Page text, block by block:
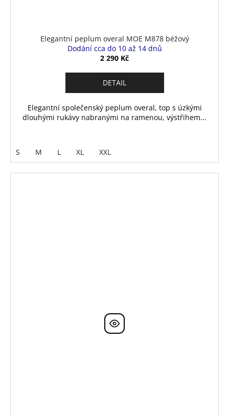
Elegantní peplum overal MOE M878 béžový
Dodání cca do 10 až 14 dnů
2 290 Kč
DETAIL
Elegantní společenský peplum overal, top s úzkými
dlouhými rukávy nabranými na ramenou, výstřihem...
S M L XL XXL